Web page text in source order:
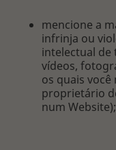
mencione a
infrinja ou
intelectual de
vídeos,
os quais
proprietário
num Website);